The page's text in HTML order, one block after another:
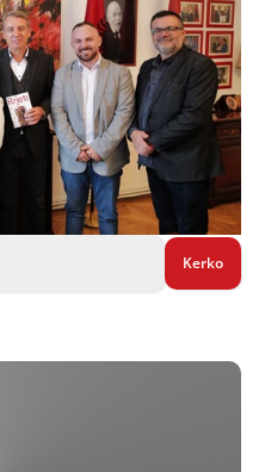
Kerko
vjen në Bujanoc